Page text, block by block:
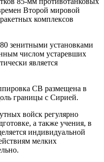
Второй мировой
комплексов
зенитными установками
числом устаревших
является
СВ размещена в
границы с Сирией.
войск регулярно
а также учения, в
индивидуальной
мелких